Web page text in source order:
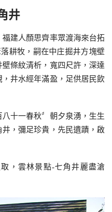
井
建人顏思齊率眾渡海來台拓
耕牧，嗣在中庄掘井方塊壁
條紋清析，寬四尺許，深達
井水經年滿盈，足供居民飲
十一春秋〞朝夕泉湧，生生
，彌足珍貴，先民遺蹟，啟
，雲林景點-七角井麗盡滄